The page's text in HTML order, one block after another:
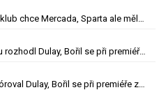
Fotbalové přestupy ONLINE: Slavný klub chce Mercada, Sparta ale měla nabídku odmítnout
Zbrojovka - Liberec 0:1. Předehrávku rozhodl Dulay, Bořil se při premiéře za Slovan zranil
ONLINE: Zbrojovka - Liberec 0:1. Skóroval Dulay, Bořil se při premiéře za Slovan zranil